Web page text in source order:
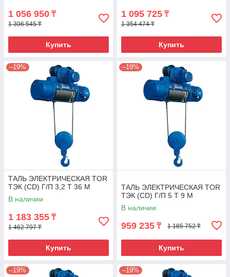
1 056 950 ₸
1 306 545 ₸
Купить
1 095 725 ₸
1 354 474 ₸
Купить
–19%
ТАЛЬ ЭЛЕКТРИЧЕСКАЯ TOR
ТЭК (CD) Г/П 3,2 Т 36 М
В наличии
1 183 355 ₸
1 462 797 ₸
Купить
–19%
ТАЛЬ ЭЛЕКТРИЧЕСКАЯ TOR
ТЭК (CD) Г/П 5 Т 9 М
В наличии
959 235 ₸ 1 185 752 ₸
Купить
–19% –19%